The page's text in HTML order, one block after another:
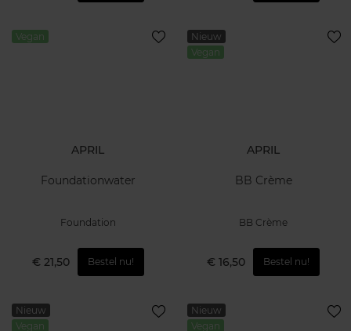
Vegan
APRIL
Foundationwater
Foundation
€ 21,50 Bestel nu!
Nieuw
Vegan
APRIL
BB Crème
BB Crème
€ 16,50 Bestel nu!
Nieuw
Vegan
Nieuw
Vegan